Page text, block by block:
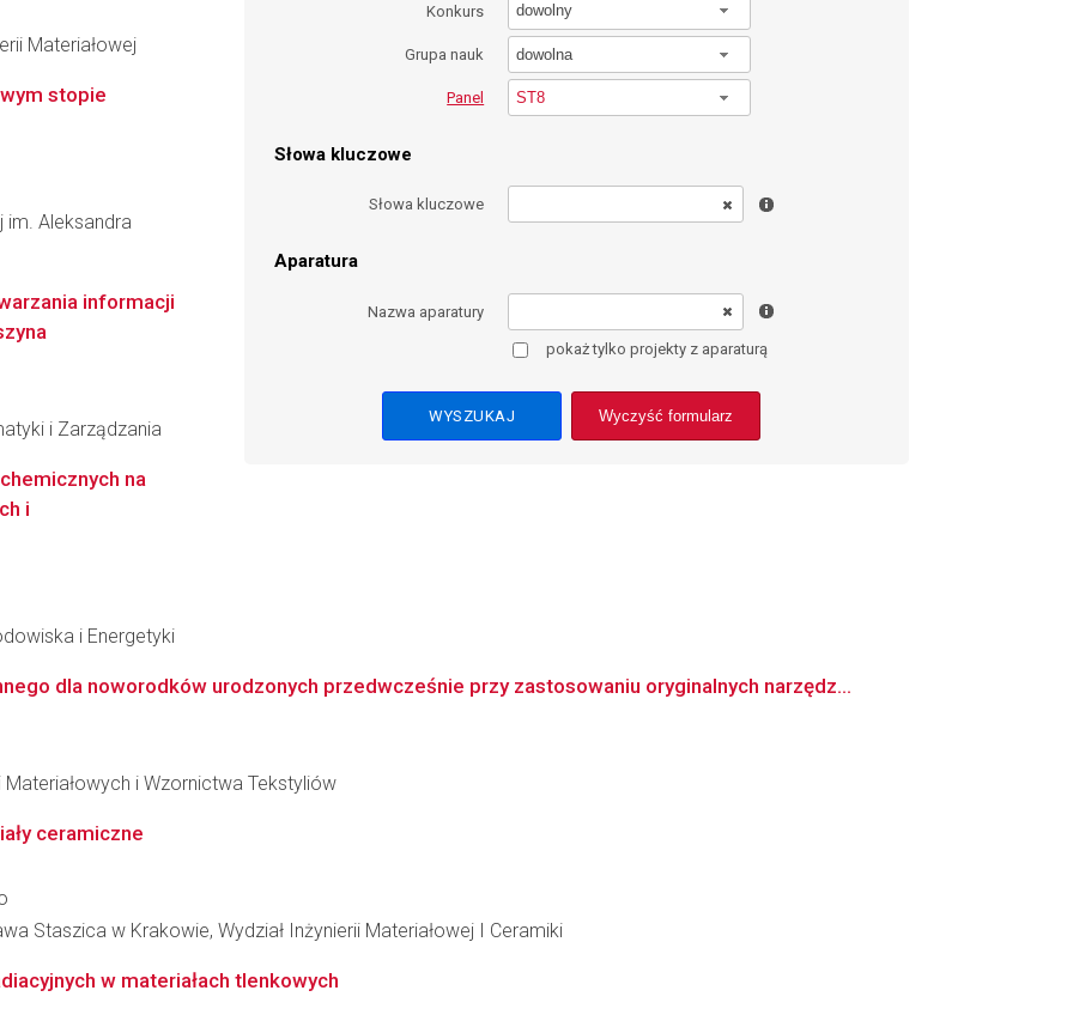
Konkurs dowolny
Grupa nauk dowolna
Panel ST8
Słowa kluczowe
Słowa kluczowe
Aparatura
Nazwa aparatury
pokaż tylko projekty z aparaturą
Wyczyść formularz
Materiałowej
stopie
im. Aleksandra
informacji
i Zarządzania
na
i
i Energetyki
dla noworodków urodzonych przedwcześnie przy zastosowaniu oryginalnych narzędz...
i Wzornictwa Tekstyliów
ceramiczne
Staszica w Krakowie, Wydział Inżynierii Materiałowej I Ceramiki
w materiałach tlenkowych